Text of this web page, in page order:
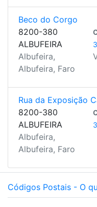
Beco do Corgo
8200-380
ALBUFEIRA
Albufeira,
Albufeira, Faro
Rua da Exposição
8200-380
ALBUFEIRA
Albufeira,
Albufeira, Faro
Códigos Postais - O